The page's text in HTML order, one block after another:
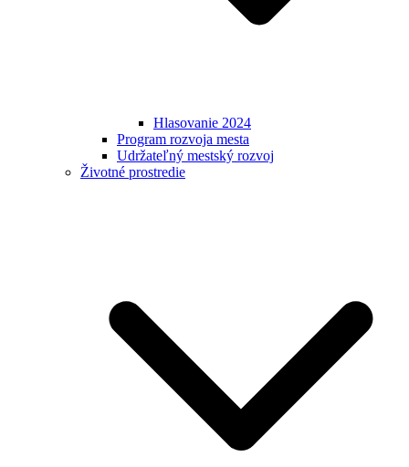
Hlasovanie 2024
Program rozvoja mesta
Udržateľný mestský rozvoj
Životné prostredie